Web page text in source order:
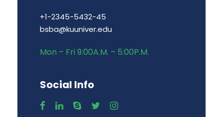
+1-2345-5432-45
bsba@kuuniver.edu
Mon – Fri 9:00A.M. – 5:00P.M.
Social Info